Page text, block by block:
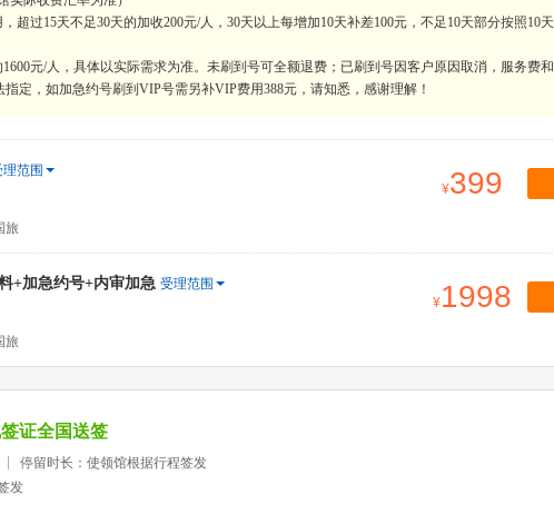
超过15天不足30天的加收200元/人，30天以上每增加10天补差100元，不足10天部分按照10天
元/人，具体以实际需求为准。未刷到号可全额退费；已刷到号因客户原因取消，服务费和
定，如加急约号刷到VIP号需另补VIP费用388元，请知悉，感谢理解！
理范围
旅
399
+加急约号+内审加急 受理范围
旅
1998
证全国送签
停留时长：使领馆根据行程签发
发